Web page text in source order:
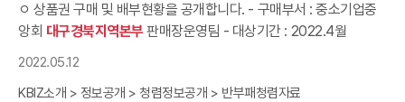
ㅇ 상품권 구매 및 배부현황을 공개합니다. - 구매부서 : 중소기업중
앙회 대구경북지역본부 판매장운영팀 - 대상기간 : 2022.4월
2022.05.12
KBIZ소개 > 정보공개 > 청렴정보공개 > 반부패청렴자료